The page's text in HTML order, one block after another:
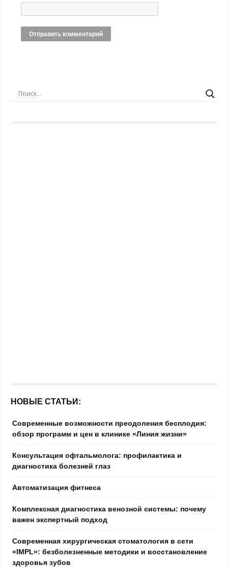
НОВЫЕ СТАТЬИ:
Современные возможности преодоления бесплодия:
обзор программ и цен в клинике «Линия жизни»
Консультация офтальмолога: профилактика и
диагностика болезней глаз
Автоматизация фитнеса
Комплексная диагностика венозной системы: почему
важен экспертный подход
Современная хирургическая стоматология в сети
«IMPL»: безболезненные методики и восстановление
здоровья зубов